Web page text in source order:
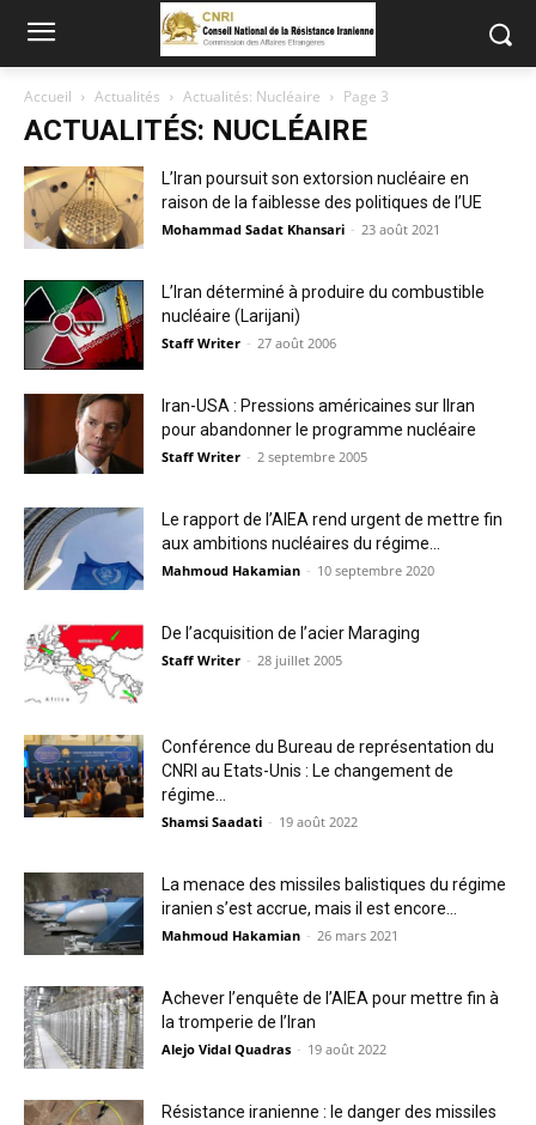
Accueil Actualités Actualités: Nucléaire Page 3
ACTUALITÉS: NUCLÉAIRE
L’Iran poursuit son extorsion nucléaire en
raison de la faiblesse des politiques de l’UE
Mohammad Sadat Khansari - 23 août 2021
L’Iran déterminé à produire du combustible
nucléaire (Larijani)
Staff Writer - 27 août 2006
Iran-USA : Pressions américaines sur lIran
pour abandonner le programme nucléaire
Staff Writer - 2 septembre 2005
Le rapport de l’AIEA rend urgent de mettre fin
aux ambitions nucléaires du régime...
Mahmoud Hakamian - 10 septembre 2020
De l’acquisition de l’acier Maraging
Staff Writer - 28 juillet 2005
Conférence du Bureau de représentation du
CNRI au Etats-Unis : Le changement de
régime...
Shamsi Saadati - 19 août 2022
La menace des missiles balistiques du régime
iranien s’est accrue, mais il est encore...
Mahmoud Hakamian - 26 mars 2021
Achever l’enquête de l’AIEA pour mettre fin à
la tromperie de l’Iran
Alejo Vidal Quadras - 19 août 2022
Résistance iranienne : le danger des missiles